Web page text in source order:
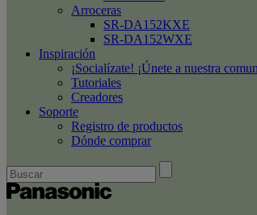
Arroceras
SR-DA152KXE
SR-DA152WXE
Inspiración
¡Socialízate! ¡Únete a nuestra
Tutoriales
Creadores
Soporte
Registro de productos
Dónde comprar